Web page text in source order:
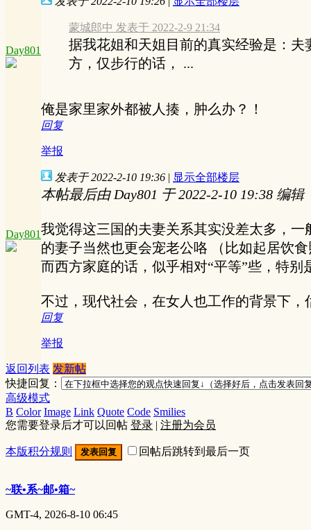
Day801
蒙城郎中 发表于 2022-2-9 21:34
据我花姐和天姐目前的真实经验是：
方，仅步行的话， ...
俺是家里家外都被人揍，肿么办？！
回复
举报
Day801
发表于 2022-2-10 19:36 | 显示全部楼层
本帖最后由 Day801 于 2022-2-10 19:38 编辑
我觉得这三国的夫妻关系其实没差太多，
的妻子当然也更会宠老公咯 （比如起居饮
而西方家庭的话，似乎相对“平等”些，特别
不过，现代社会，在女人也工作的背景下
回复
举报
返回列表 发新帖
快捷回复：
高级模式
B Color Image Link Quote Code Smilies
您需要登录后才可以回帖 登录 | 注册为会员
本版积分规则 发表回复 回帖后跳转到最后一页
~联•系~邮•箱~
GMT-4, 2026-8-10 06:45